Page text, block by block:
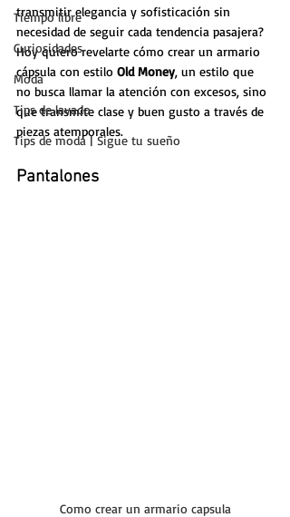
Tiempo libre
Curiosidades
Moda
Tips de lavado
Tips de moda | Sigue tu sueño
transmitir elegancia y sofisticación sin
necesidad de seguir cada tendencia pasajera?
Hoy quiero revelarte cómo crear un armario
cápsula con estilo Old Money, un estilo que
no busca llamar la atención con excesos, sino
que transmite clase y buen gusto a través de
piezas atemporales.
Pantalones
Como crear un armario capsula